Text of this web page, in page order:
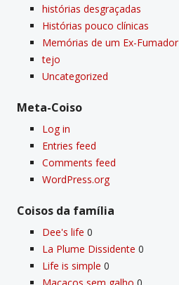
histórias desgraçadas
Histórias pouco clí­nicas
Memórias de um Ex-Fumador
tejo
Uncategorized
Meta-Coiso
Log in
Entries feed
Comments feed
WordPress.org
Coisos da famí­lia
Dee's life 0
La Plume Dissidente 0
Life is simple 0